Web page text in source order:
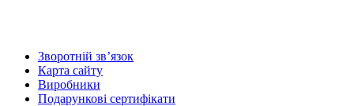
Зворотній зв’язок
Карта сайту
Виробники
Подарункові сертифікати